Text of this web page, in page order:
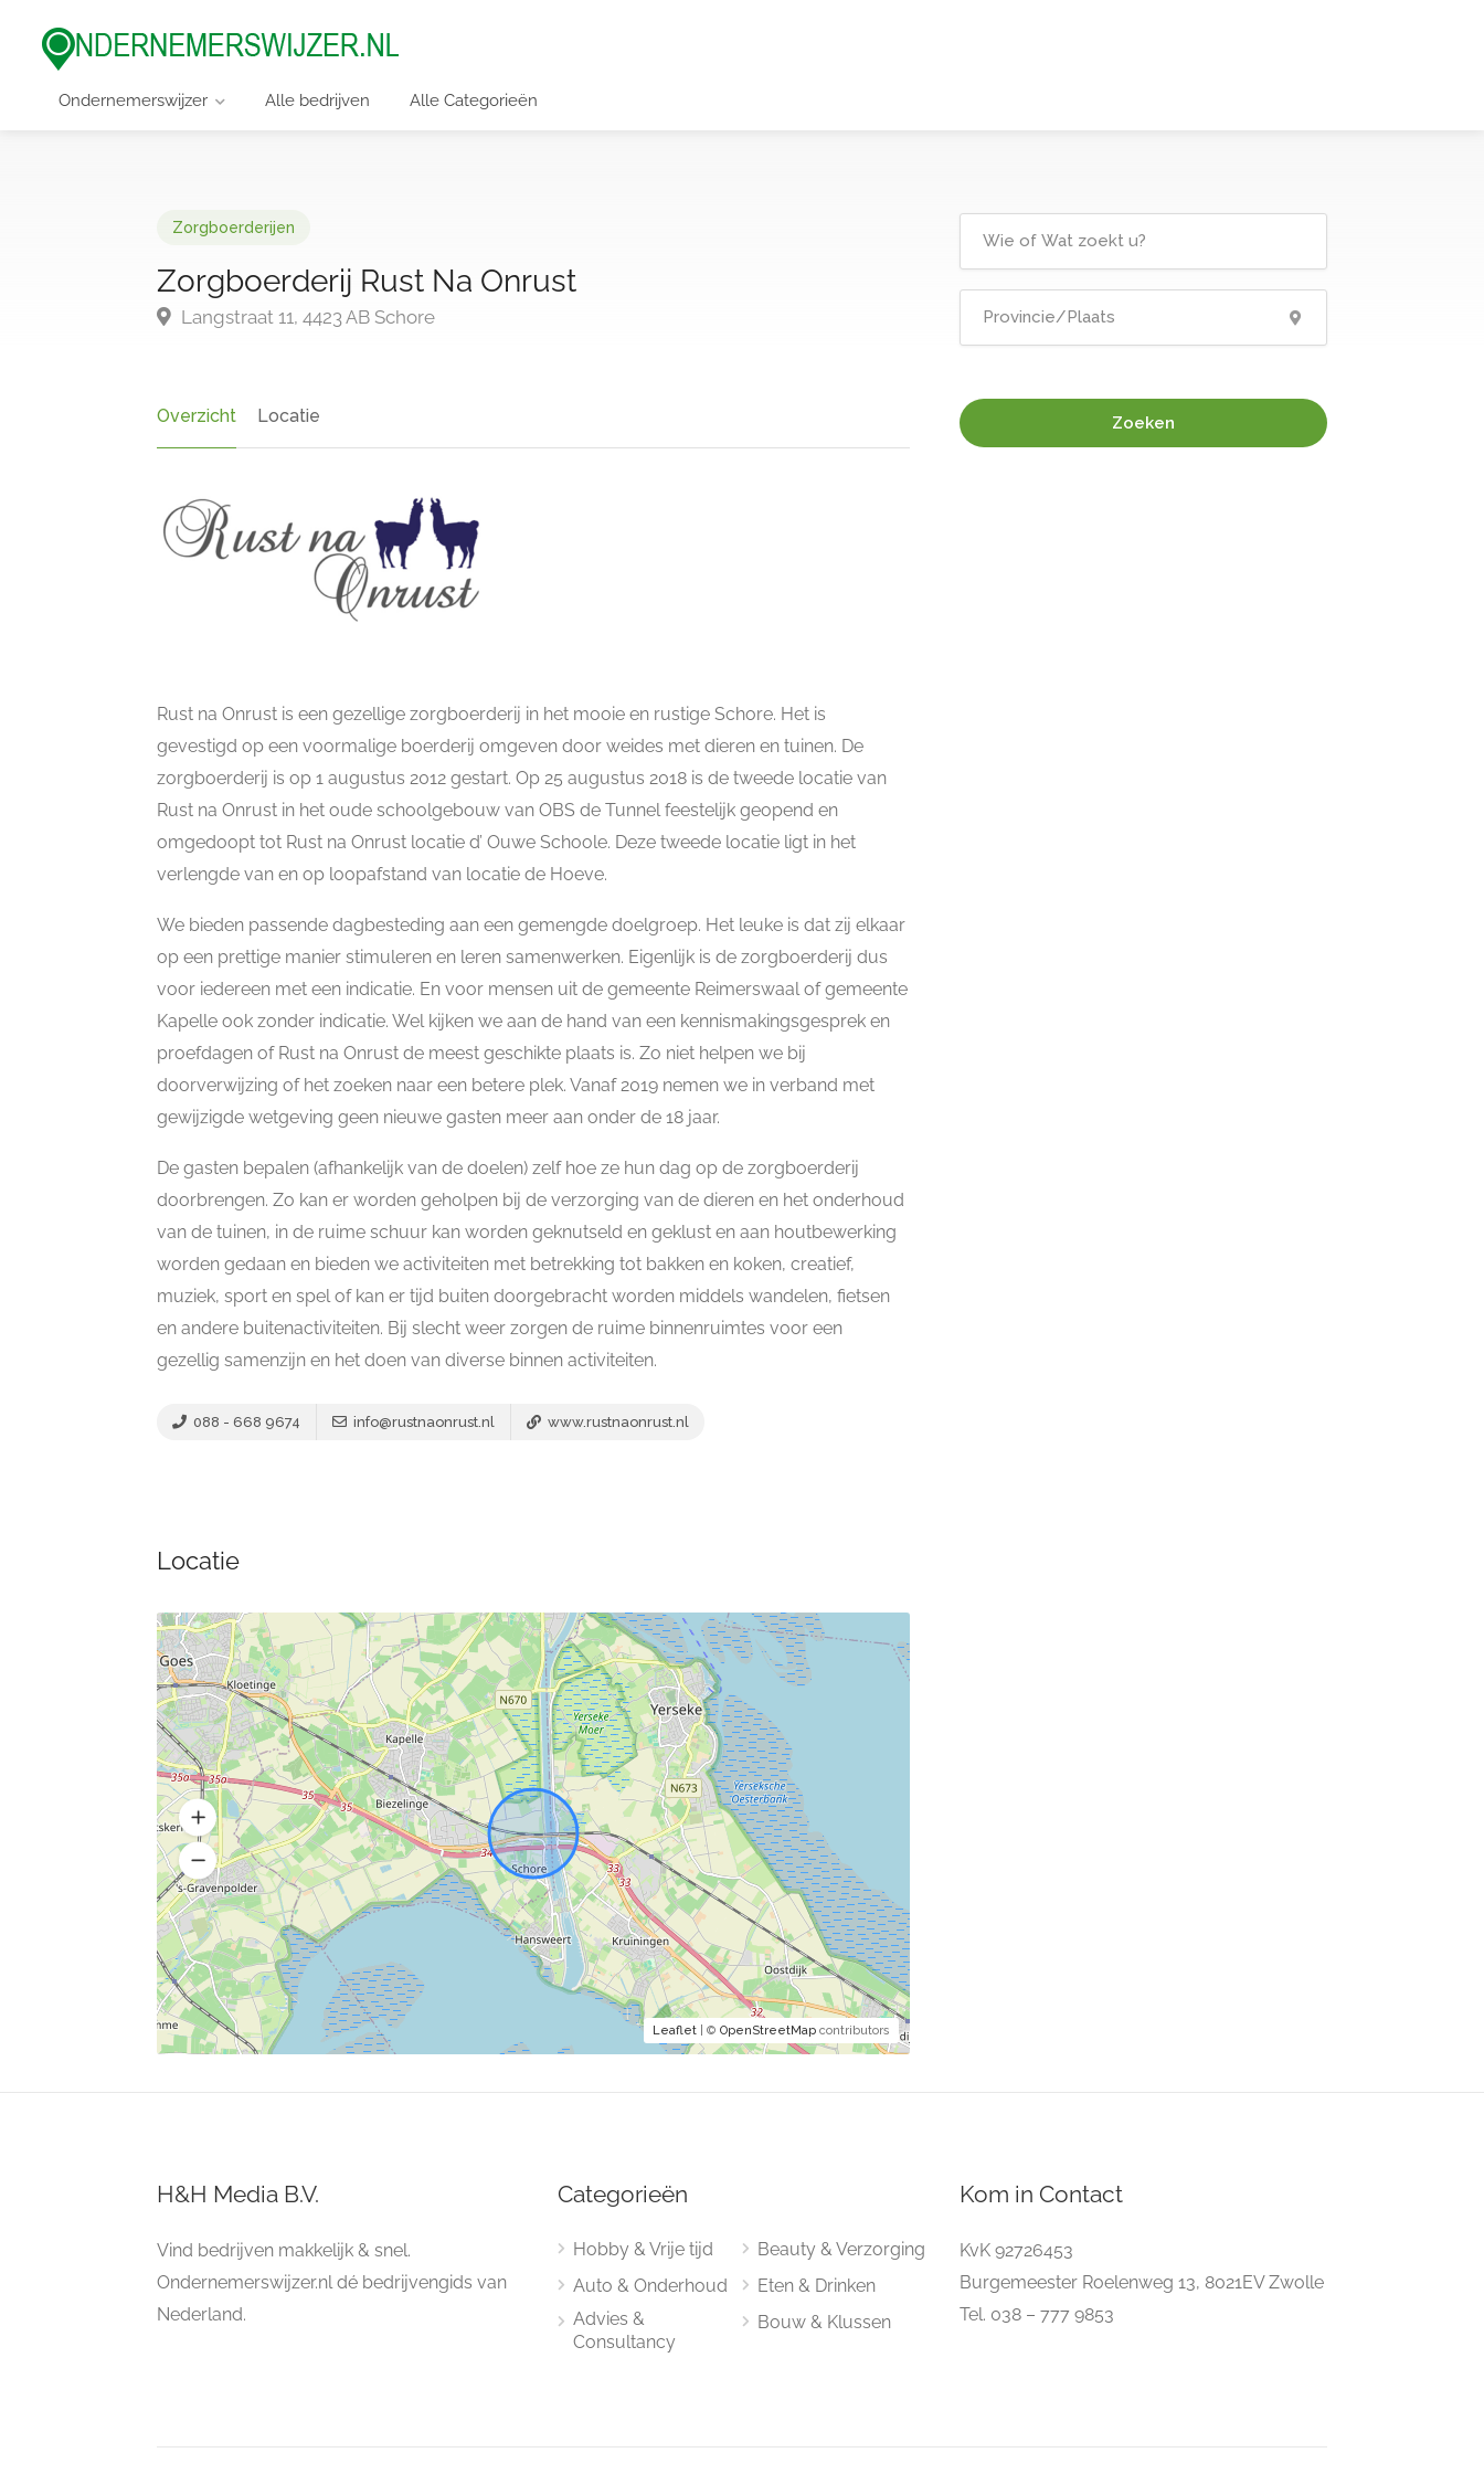
Ondernemerswijzer Alle bedrijven Alle Categorieën
Zorgboerderijen
Zorgboerderij Rust Na Onrust
Langstraat 11, 4423 AB Schore
Overzicht Locatie
Rust na Onrust is een gezellige zorgboerderij in het mooie en rustige Schore. Het is
gevestigd op een voormalige boerderij omgeven door weides met dieren en tuinen. De
zorgboerderij is op 1 augustus 2012 gestart. Op 25 augustus 2018 is de tweede locatie van
Rust na Onrust in het oude schoolgebouw van OBS de Tunnel feestelijk geopend en
omgedoopt tot Rust na Onrust locatie d’ Ouwe Schoole. Deze tweede locatie ligt in het
verlengde van en op loopafstand van locatie de Hoeve.
We bieden passende dagbesteding aan een gemengde doelgroep. Het leuke is dat zij elkaar
op een prettige manier stimuleren en leren samenwerken. Eigenlijk is de zorgboerderij dus
voor iedereen met een indicatie. En voor mensen uit de gemeente Reimerswaal of gemeente
Kapelle ook zonder indicatie. Wel kijken we aan de hand van een kennismakingsgesprek en
proefdagen of Rust na Onrust de meest geschikte plaats is. Zo niet helpen we bij
doorverwijzing of het zoeken naar een betere plek. Vanaf 2019 nemen we in verband met
gewijzigde wetgeving geen nieuwe gasten meer aan onder de 18 jaar.
De gasten bepalen (afhankelijk van de doelen) zelf hoe ze hun dag op de zorgboerderij
doorbrengen. Zo kan er worden geholpen bij de verzorging van de dieren en het onderhoud
van de tuinen, in de ruime schuur kan worden geknutseld en geklust en aan houtbewerking
worden gedaan en bieden we activiteiten met betrekking tot bakken en koken, creatief,
muziek, sport en spel of kan er tijd buiten doorgebracht worden middels wandelen, fietsen
en andere buitenactiviteiten. Bij slecht weer zorgen de ruime binnenruimtes voor een
gezellig samenzijn en het doen van diverse binnen activiteiten.
088 - 668 9674 info@rustnaonrust.nl www.rustnaonrust.nl
Locatie
Leaflet| © OpenStreetMapcontributors
Zoeken
H&H Media B.V.
Vind bedrijven makkelijk & snel.
Ondernemerswijzer.nl dé bedrijvengids van
Nederland.
Categorieën
Hobby & Vrije tijd
Auto & Onderhoud
Advies &
Consultancy
Beauty & Verzorging
Eten & Drinken
Bouw & Klussen
Kom in Contact
KvK 92726453
Burgemeester Roelenweg 13, 8021EV Zwolle
Tel. 038 – 777 9853